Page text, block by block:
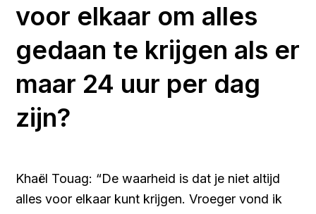
voor elkaar om alles
gedaan te krijgen als er
maar 24 uur per dag
zijn?
Khaël Touag: “De waarheid is dat je niet altijd
alles voor elkaar kunt krijgen. Vroeger vond ik